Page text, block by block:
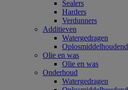
Sealers
Harders
Verdunners
Additieven
Watergedragen
Oplosmiddelhoudend
Olie en was
Olie en was
Onderhoud
Watergedragen